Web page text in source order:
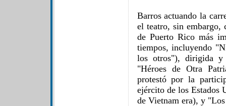
Barros actuando la
el teatro, sin embargo,
de Puerto Rico más
tiempos, incluyendo
los otros"), dirigida y
"Héroes de Otra
protestó por la
ejército de los Estados
de Vietnam era), y